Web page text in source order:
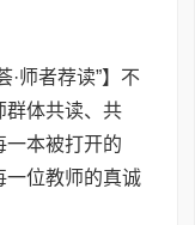
·师者荐读”】不
群体共读、共
一本被打开的
一位教师的真诚